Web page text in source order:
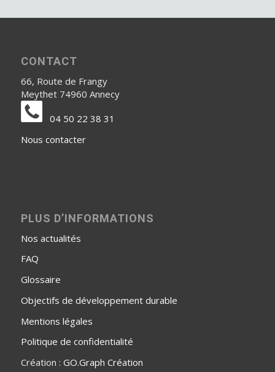
CONTACT
66, Route de Frangy
Meythet 74960 Annecy
04 50 22 38 31
Nous contacter
PLUS D’INFORMATIONS
Nos actualités
FAQ
Glossaire
Objectifs de développement durable
Mentions légales
Politique de confidentialité
Création : GO.Graph Création